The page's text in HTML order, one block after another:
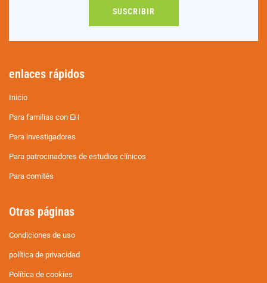
SUSCRIBIR
enlaces rápidos
Inicio
Para familias con EH
Para investigadores
Para patrocinadores de estudios clínicos
Para comités
Otras páginas
Condiciones de uso
política de privacidad
Política de cookies